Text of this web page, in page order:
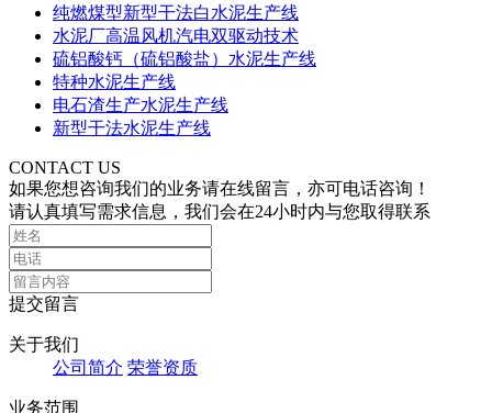
纯燃煤型新型干法白水泥生产线
水泥厂高温风机汽电双驱动技术
硫铝酸钙（硫铝酸盐）水泥生产线
特种水泥生产线
电石渣生产水泥生产线
新型干法水泥生产线
CONTACT US
如果您想咨询我们的业务请在线留言，亦可电话咨询！
请认真填写需求信息，我们会在24小时内与您取得联系
提交留言
关于我们
公司简介 荣誉资质
业务范围